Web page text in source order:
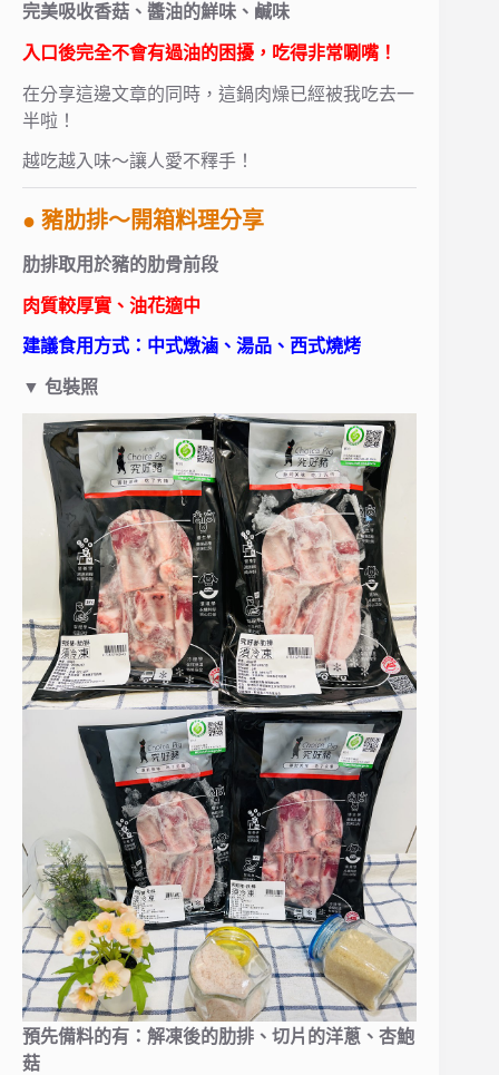
完美吸收香菇、醬油的鮮味、鹹味
入口後完全不會有過油的困擾，吃得非常唰嘴！
在分享這邊文章的同時，這鍋肉燥已經被我吃去一
半啦！
越吃越入味～讓人愛不釋手！
● 豬肋排～開箱料理分享
肋排取用於豬的肋骨前段
肉質較厚實、油花適中
建議食用方式：中式燉滷、湯品、西式燒烤
▼ 包裝照
預先備料的有：解凍後的肋排、切片的洋蔥、杏鮑
菇